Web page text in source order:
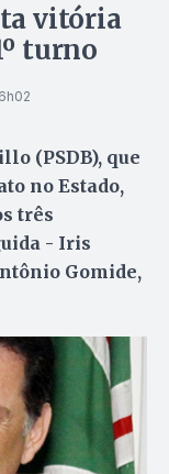
vitória
turno
(PSDB), que
no Estado,
três
- Iris
Gomide,